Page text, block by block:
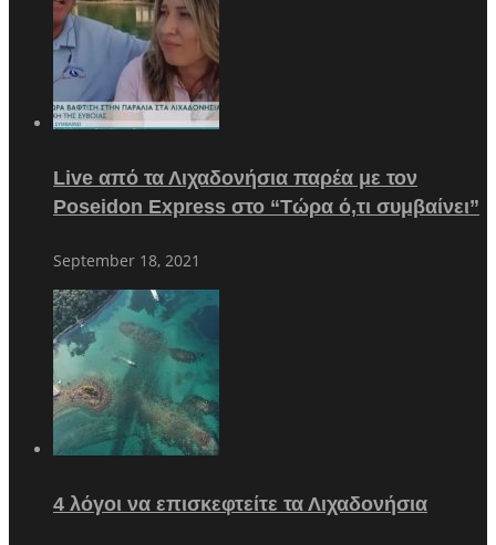
Live από τα Λιχαδονήσια παρέα με τον
Poseidon Express στο “Τώρα ό,τι συμβαίνει”
September 18, 2021
4 λόγοι να επισκεφτείτε τα Λιχαδονήσια